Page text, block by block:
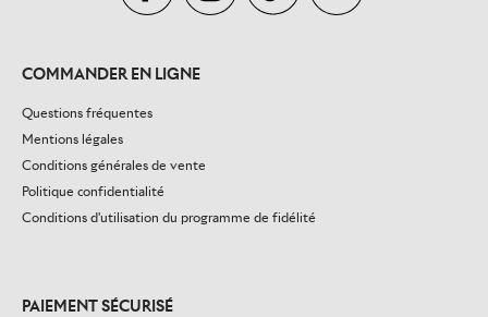
COMMANDER EN LIGNE
Questions fréquentes
Mentions légales
Conditions générales de vente
Politique confidentialité
Conditions d'utilisation du programme de fidélité
PAIEMENT SÉCURISÉ